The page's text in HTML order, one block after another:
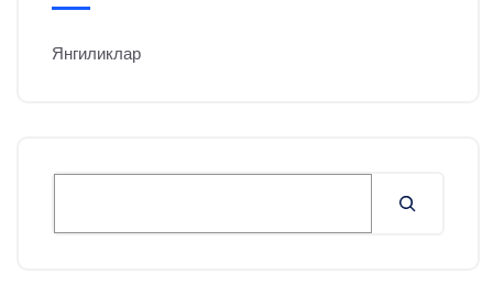
Янгиликлар